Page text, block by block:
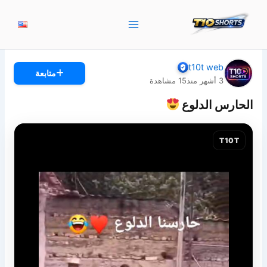
t10t web
3 أشهر منذ 15مشاهدة
متابعة
الحارس الدلوع
T10T